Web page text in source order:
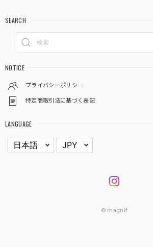
SEARCH
NOTICE
プライバシーポリシー
特定商取引法に基づく表記
LANGUAGE
© magnif